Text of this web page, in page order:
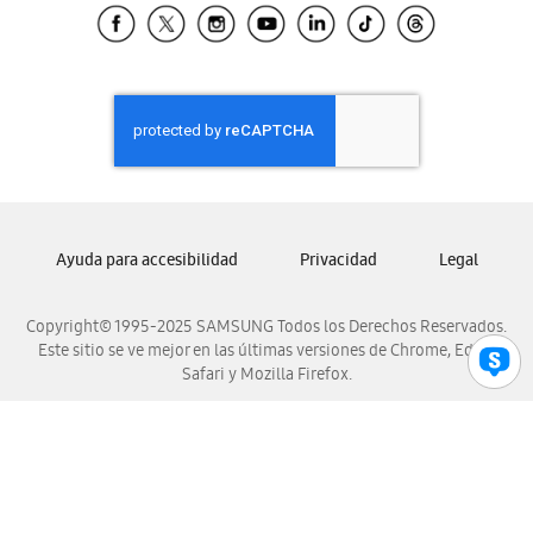
Samsung El Salvador
Samsung Honduras
Samsung Nicaragua
Samsung Panamá
Samsung Venezuela
Copyright© 1995-2025 SAMSUNG Todos los Derechos Reservados.
Este sitio se ve mejor en las últimas versiones de Chrome, Edge,
Safari y Mozilla Firefox.
Ayuda para accesibilidad Privacidad Legal